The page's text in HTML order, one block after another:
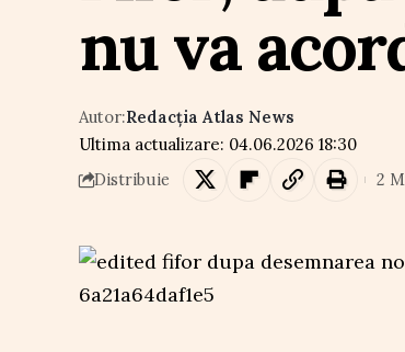
nu va
Ultima actualizare: 04.06.2026 18:30
Autor:Redacția Atlas News
Distribuie 2